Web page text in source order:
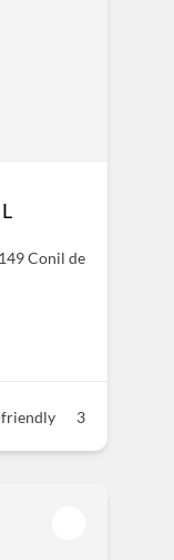
Conil de
friendly 3